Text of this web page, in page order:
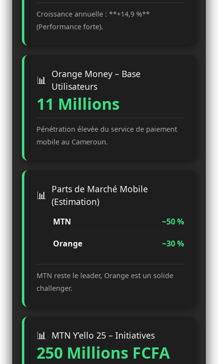
Croissance annuelle : **+14,9 %**
(Performance forte).
Orange Money – Base
Utilisateurs
11 Millions
Pénétration élevée du service de paiement
mobile au Cameroun.
Parts de Marché Mobile
(Estimation)
MTN ~50 %
Orange ~30 %
MTN reste le leader, Orange est un solide
challenger.
MTN Y’ello 25 – Initiatives
250 Millions FCFA